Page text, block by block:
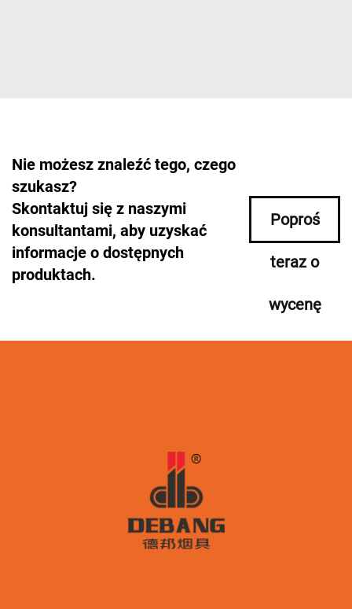
Nie możesz znaleźć tego, czego
szukasz?
Skontaktuj się z naszymi
konsultantami, aby uzyskać
informacje o dostępnych
produktach.
Poproś
teraz o
wycenę